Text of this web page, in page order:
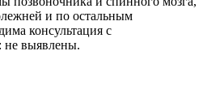
и по остальным
консультация с
не выявлены.